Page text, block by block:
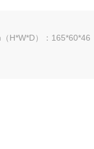
H*W*D）：165*60*46